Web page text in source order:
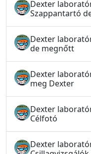
Dexter
Szappantartó
Dexter
de megnőtt
Dexter
meg Dexter
Dexter
Célfotó
Dexter